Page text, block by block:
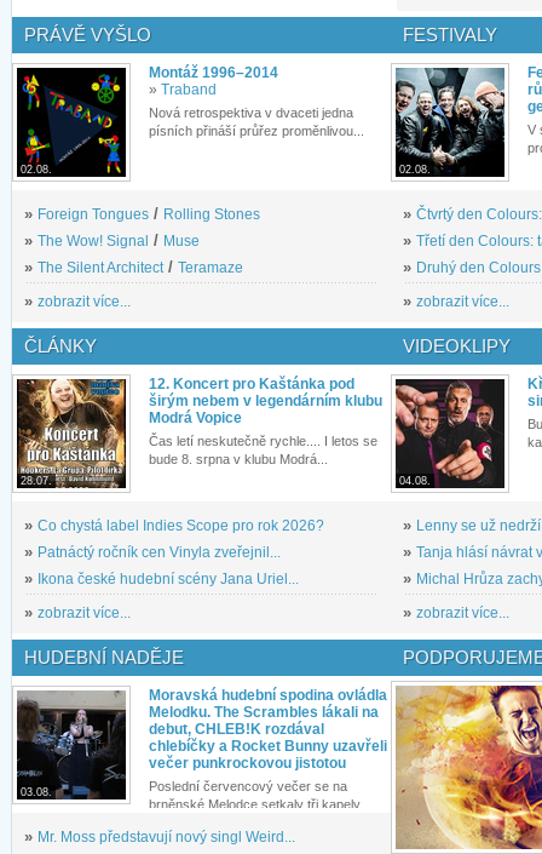
PRÁVĚ VYŠLO
02.08.
Montáž 1996–2014
» Traband
Nová retrospektiva v dvaceti jedna
písních přináší průřez proměnlivou...
» Foreign Tongues / Rolling Stones
» The Wow! Signal / Muse
» The Silent Architect / Teramaze
» zobrazit více...
FESTIVALY
02.08.
V
» Čtvrtý den
» Třetí den Colours:
» Druhý den
» zobrazit více...
ČLÁNKY
28.07.
12. Koncert pro Kaštánka pod
širým nebem v legendárním klubu
Modrá Vopice
Čas letí neskutečně rychle.... I letos se
bude 8. srpna v klubu Modrá...
» Co chystá label Indies Scope pro rok 2026?
» Patnáctý ročník cen Vinyla zveřejnil...
»
Ikona české hudební scény Jana Uriel...
» zobrazit více...
VIDEOKLIPY
04.08.
» Lenny se už
» Tanja hlásí návrat
» Michal Hrůza
» zobrazit více...
HUDEBNÍ NADĚJE
03.08.
Moravská hudební spodina ovládla
Melodku. The Scrambles lákali na
debut, CHLEB!K rozdával
chlebíčky a Rocket Bunny uzavřeli
večer punkrockovou jistotou
Poslední červencový večer se na
brněnské Melodce setkaly tři kapely...
» Mr. Moss představují nový singl Weird...